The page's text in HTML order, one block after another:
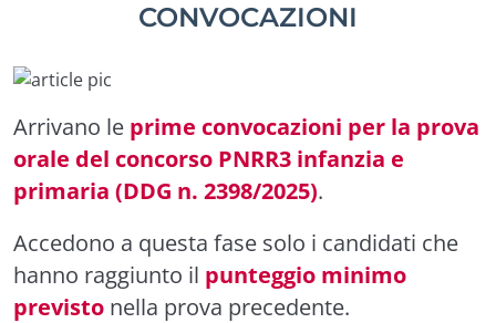
CONVOCAZIONI
Arrivano le prime convocazioni per la prova
orale del concorso PNRR3 infanzia e
primaria (DDG n. 2398/2025).
Accedono a questa fase solo i candidati che
hanno raggiunto il punteggio minimo
previsto nella prova precedente.